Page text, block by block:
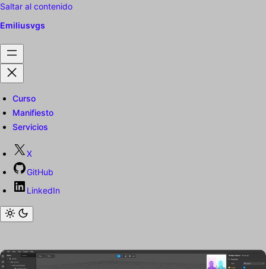
Saltar al contenido
Emiliusvgs
Curso
Manifiesto
Servicios
X
GitHub
LinkedIn